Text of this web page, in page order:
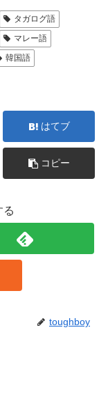
タガログ語
マレー語
韓国語
はてブ
コピー
る
toughboy